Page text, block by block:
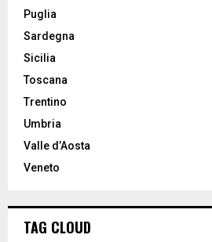
Puglia
Sardegna
Sicilia
Toscana
Trentino
Umbria
Valle d’Aosta
Veneto
TAG CLOUD